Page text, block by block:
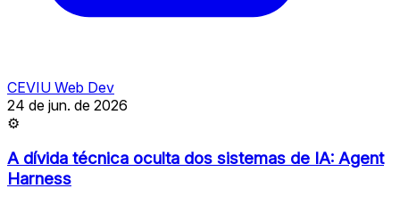
CEVIU Web Dev
24 de jun. de 2026
⚙
A dívida técnica oculta dos sistemas de IA: Agent
Harness